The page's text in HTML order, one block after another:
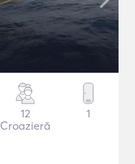
12
Croazieră
1